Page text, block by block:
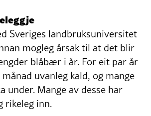
Sveriges landbruksuniversitet
mogleg årsak til at det blir
blåbær i år. For eit par år
uvanleg kald, og mange
under. Mange av desse har
rikeleg inn.